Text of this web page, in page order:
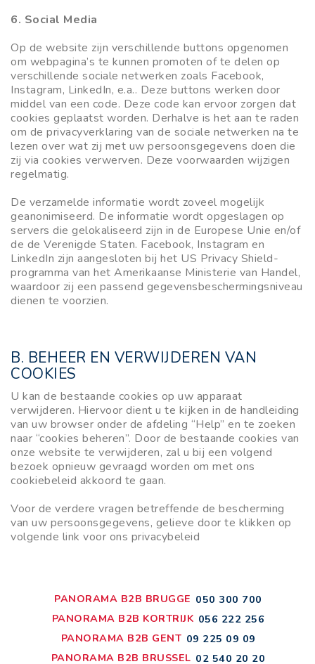
6. Social Media
Op de website zijn verschillende buttons opgenomen
om webpagina’s te kunnen promoten of te delen op
verschillende sociale netwerken zoals Facebook,
Instagram, LinkedIn, e.a.. Deze buttons werken door
middel van een code. Deze code kan ervoor zorgen dat
cookies geplaatst worden. Derhalve is het aan te raden
om de privacyverklaring van de sociale netwerken na te
lezen over wat zij met uw persoonsgegevens doen die
zij via cookies verwerven. Deze voorwaarden wijzigen
regelmatig.
De verzamelde informatie wordt zoveel mogelijk
geanonimiseerd. De informatie wordt opgeslagen op
servers die gelokaliseerd zijn in de Europese Unie en/of
de de Verenigde Staten. Facebook, Instagram en
LinkedIn zijn aangesloten bij het US Privacy Shield-
programma van het Amerikaanse Ministerie van Handel,
waardoor zij een passend gegevensbeschermingsniveau
dienen te voorzien.
B. BEHEER EN VERWIJDEREN VAN
COOKIES
U kan de bestaande cookies op uw apparaat
verwijderen. Hiervoor dient u te kijken in de handleiding
van uw browser onder de afdeling “Help” en te zoeken
naar “cookies beheren”. Door de bestaande cookies van
onze website te verwijderen, zal u bij een volgend
bezoek opnieuw gevraagd worden om met ons
cookiebeleid akkoord te gaan.
Voor de verdere vragen betreffende de bescherming
van uw persoonsgegevens, gelieve door te klikken op
volgende link voor ons privacybeleid
PANORAMA B2B BRUGGE 050 300 700
PANORAMA B2B KORTRIJK 056 222 256
PANORAMA B2B GENT 09 225 09 09
PANORAMA B2B BRUSSEL 02 540 20 20